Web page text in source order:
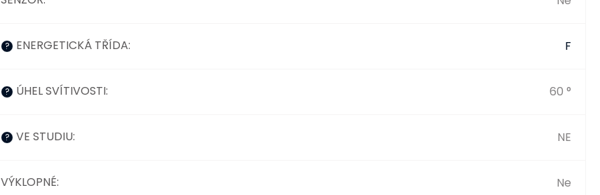
? ENERGETICKÁ TŘÍDA: F
? ÚHEL SVÍTIVOSTI: 60 °
? VE STUDIU: NE
VÝKLOPNÉ: Ne